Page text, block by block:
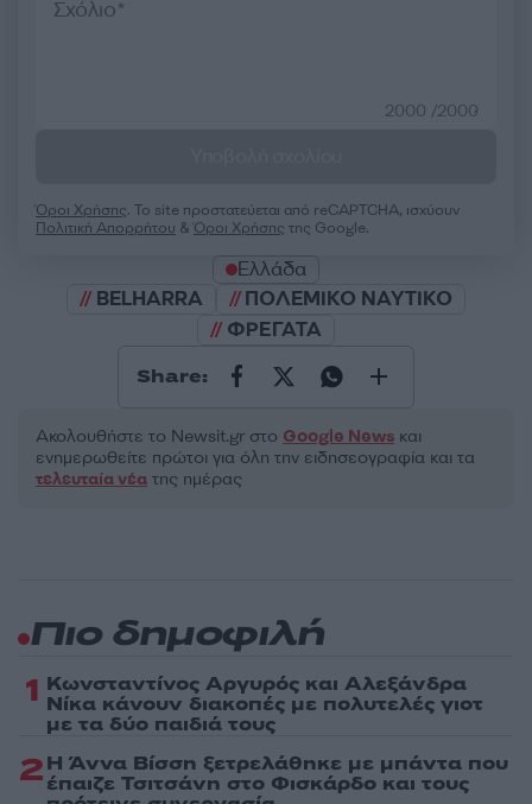
2000 /2000
Όροι Χρήσης. Το site προστατεύεται από reCAPTCHA, ισχύουν
Πολιτική Απορρήτου &Όροι Χρήσης της Google.
Ελλάδα
BELHARRA
ΠΟΛΕΜΙΚΟ ΝΑΥΤΙΚΟ
ΦΡΕΓΑΤΑ
Share:
Ακολουθήστε το Νewsit.gr στο Google News και
ενημερωθείτε πρώτοι για όλη την ειδησεογραφία και τα
τελευταία νέα της ημέρας
Πιο δημοφιλή
1 Κωνσταντίνος Αργυρός και Αλεξάνδρα
Νίκα κάνουν διακοπές με πολυτελές γιοτ
με τα δύο παιδιά τους
2Η Άννα Βίσση ξετρελάθηκε με μπάντα που
έπαιζε Τσιτσάνη στο Φισκάρδο και τους